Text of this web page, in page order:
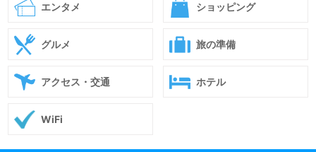
エンタメ ショッピング
グルメ 旅の準備
アクセス・交通 ホテル
WiFi